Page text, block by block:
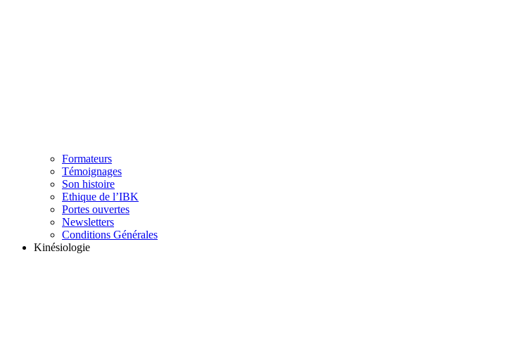
Formateurs
Témoignages
Son histoire
Ethique de l’IBK
Portes ouvertes
Newsletters
Conditions Générales
Kinésiologie